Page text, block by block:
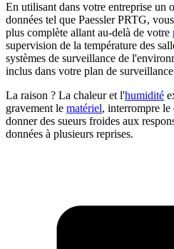
En utilisant dans votre entreprise un
données tel que Paessler PRTG,
plus complète allant au-delà de votre
supervision de la température des
systèmes de surveillance de
inclus dans votre plan de
La raison ? La chaleur et l'humidité
gravement le matériel, interrompre le
donner des sueurs froides aux
données à plusieurs reprises.